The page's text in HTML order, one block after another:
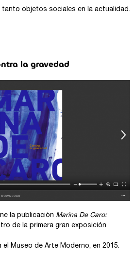
tanto objetos sociales en la actualidad.
la gravedad
la publicación Marina De Caro:
de la primera gran exposición
Museo de Arte Moderno, en 2015.